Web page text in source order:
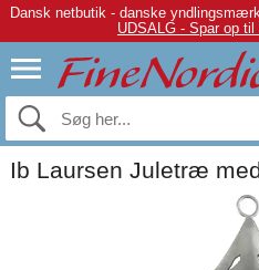
Dansk netbutik - danske
UDSALG - Spar op
Ib Laursen Juletræ